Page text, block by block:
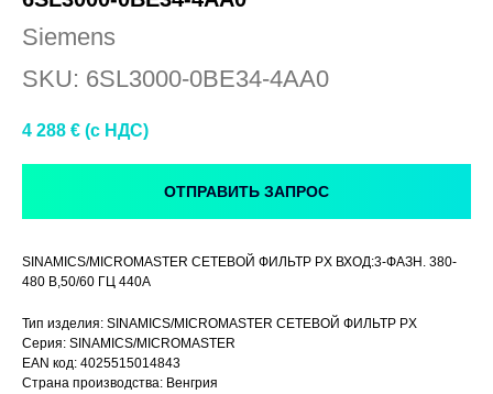
Siemens
SKU: 6SL3000-0BE34‑4AA0
4 288 € (c НДС)
ОТПРАВИТЬ ЗАПРОС
SINAMICS/MICROMASTER СЕТЕВОЙ ФИЛЬТР PX ВХОД:3-ФАЗН. 380-
480 В,50/60 ГЦ 440A
Тип изделия: SINAMICS/MICROMASTER СЕТЕВОЙ ФИЛЬТР PX
Серия: SINAMICS/MICROMASTER
EAN код: 4025515014843
Страна производства: Венгрия